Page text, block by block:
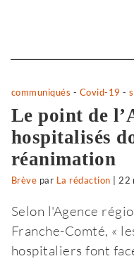
Separateur
communiqués - Covid-19 -
Le point de
hospitalisés
réanimation
Brève par La rédaction 22
Selon l'Agence
Franche-Comté, «
hospitaliers font